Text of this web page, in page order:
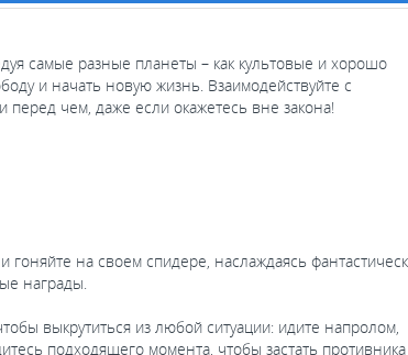
самые разные планеты – как культовые и хорошо
и начать новую жизнь. Взаимодействуйте с
чем, даже если окажетесь вне закона!
на своем спидере, наслаждаясь
награды.
выкрутиться из любой ситуации: идите напролом,
подходящего момента, чтобы застать противника